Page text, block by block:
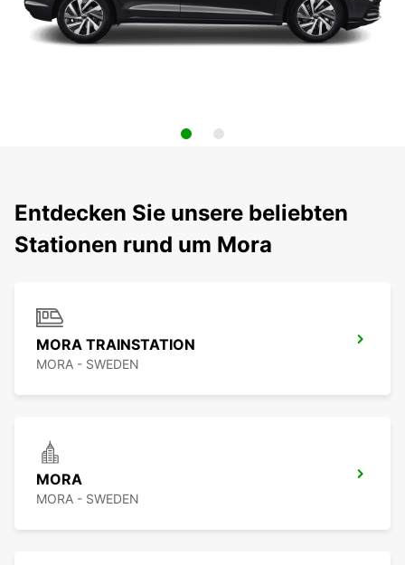
Entdecken Sie unsere beliebten
Stationen rund um Mora
MORA TRAINSTATION
MORA - SWEDEN
MORA
MORA - SWEDEN